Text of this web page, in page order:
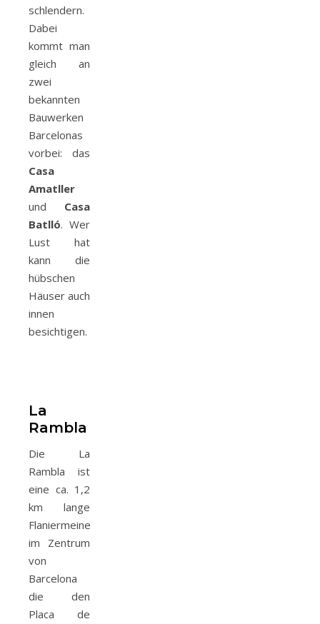
schlendern.
Dabei
kommt man
gleich an
zwei
bekannten
Bauwerken
Barcelonas
vorbei: das
Casa
Amatller
und Casa
Batlló. Wer
Lust hat
kann die
hübschen
Häuser auch
innen
besichtigen.
La
Rambla
Die La
Rambla ist
eine ca. 1,2
km lange
Flaniermeine
im Zentrum
von
Barcelona
die den
Placa de